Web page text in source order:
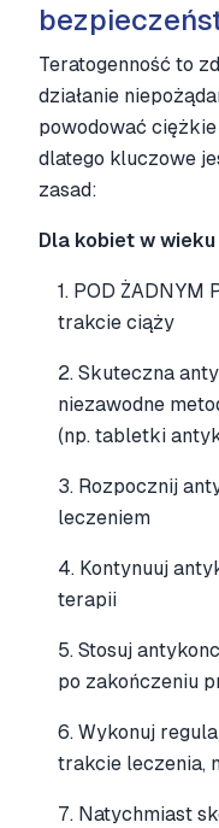
Teratogenność to
działanie
powodować
dlatego kluczowe
zasad:
Dla kobiet w
1. POD ŻADNYM
trakcie ciąży
2. Skuteczna
niezawodne
(np. tabletki
3. Rozpocznij
leczeniem
4. Kontynuuj
terapii
5. Stosuj
po zakończeniu
6. Wykonuj
trakcie leczenia,
7. Natychmiast